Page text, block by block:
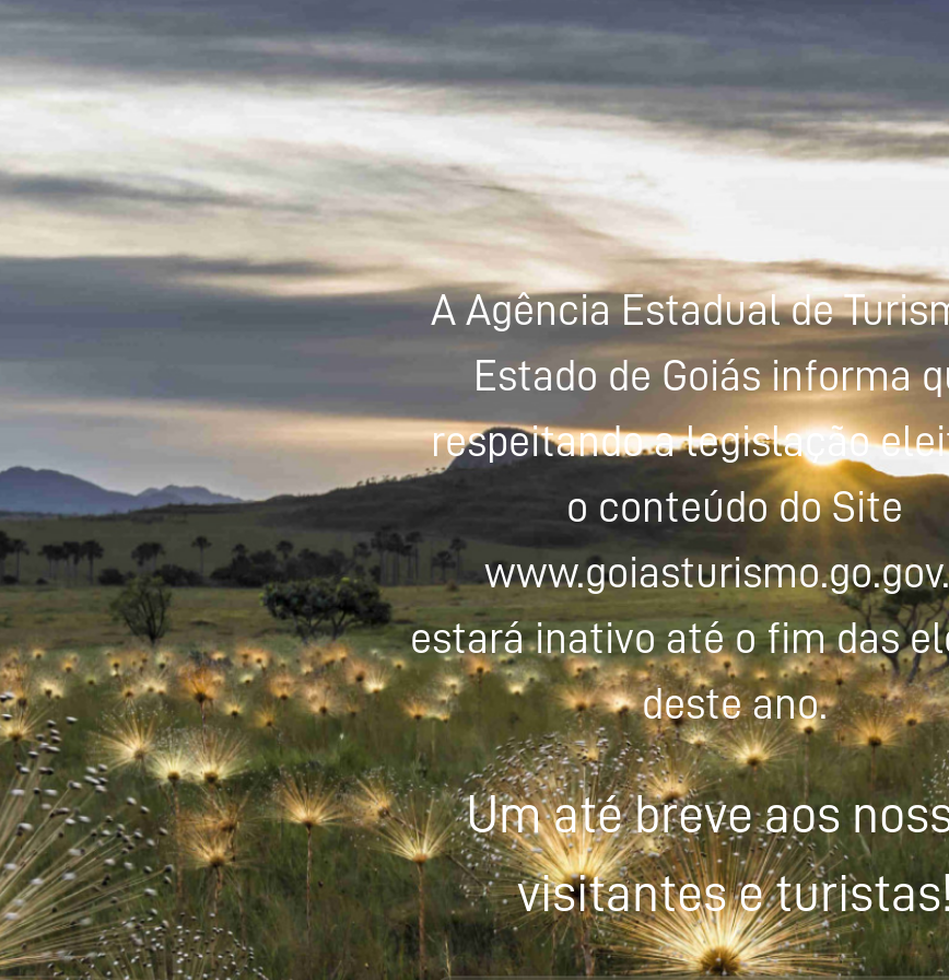
A Agência Estadual de
Estado de Goiás informa
respeitando a legislação
o conteúdo do Site
estará inativo até o fim das
deste ano.
Um até breve aos
visitantes e turistas!